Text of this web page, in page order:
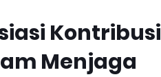
Kontribusi
Menjaga